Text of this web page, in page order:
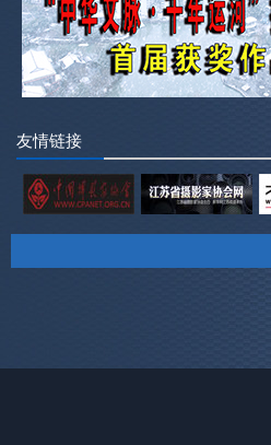
友情链接